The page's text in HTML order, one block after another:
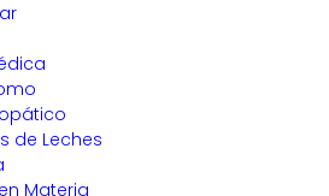
de Leches
Materia